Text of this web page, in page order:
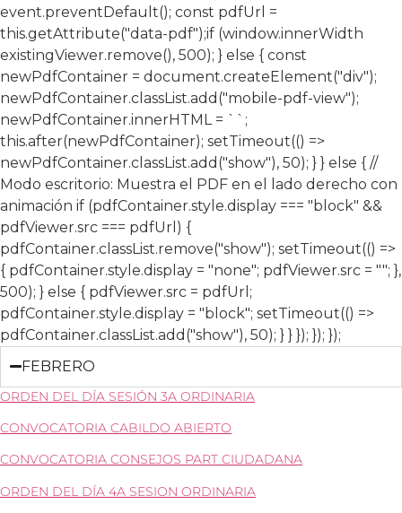
event.preventDefault(); const pdfUrl =
this.getAttribute("data-pdf");if (window.innerWidth
existingViewer.remove(), 500); } else { const
newPdfContainer = document.createElement("div");
newPdfContainer.classList.add("mobile-pdf-view");
newPdfContainer.innerHTML = ``;
this.after(newPdfContainer); setTimeout(() =>
newPdfContainer.classList.add("show"), 50); } } else { //
Modo escritorio: Muestra el PDF en el lado derecho con
animación if (pdfContainer.style.display === "block" &&
pdfViewer.src === pdfUrl) {
pdfContainer.classList.remove("show"); setTimeout(() =>
{ pdfContainer.style.display = "none"; pdfViewer.src = ""; },
500); } else { pdfViewer.src = pdfUrl;
pdfContainer.style.display = "block"; setTimeout(() =>
pdfContainer.classList.add("show"), 50); } } }); }); });
FEBRERO
ORDEN DEL DÍA SESIÓN 3A ORDINARIA
CONVOCATORIA CABILDO ABIERTO
CONVOCATORIA CONSEJOS PART CIUDADANA
ORDEN DEL DÍA 4A SESION ORDINARIA